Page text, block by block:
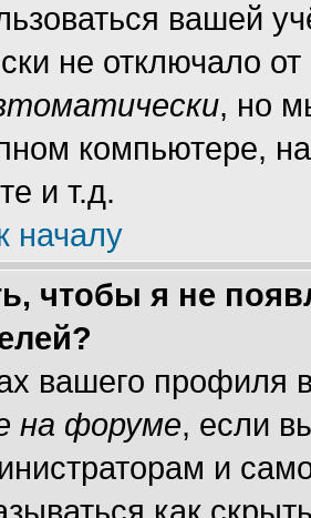
вашей
не отключало
, но
компьютере,
и т.д.
началу
чтобы я не
вашего профиля
на форуме, если
и